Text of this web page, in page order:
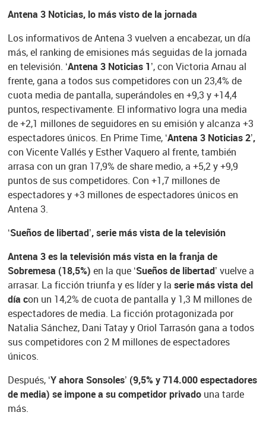
Antena 3 Noticias, lo más visto de la jornada
Los informativos de Antena 3 vuelven a encabezar, un día
más, el ranking de emisiones más seguidas de la jornada
en televisión. ‘Antena 3 Noticias 1’, con Victoria Arnau al
frente, gana a todos sus competidores con un 23,4% de
cuota media de pantalla, superándoles en +9,3 y +14,4
puntos, respectivamente. El informativo logra una media
de +2,1 millones de seguidores en su emisión y alcanza +3
espectadores únicos. En Prime Time, ‘Antena 3 Noticias 2’,
con Vicente Vallés y Esther Vaquero al frente, también
arrasa con un gran 17,9% de share medio, a +5,2 y +9,9
puntos de sus competidores. Con +1,7 millones de
espectadores y +3 millones de espectadores únicos en
Antena 3.
‘Sueños de libertad’, serie más vista de la televisión
Antena 3 es la televisión más vista en la franja de
Sobremesa (18,5%) en la que ‘Sueños de libertad’ vuelve a
arrasar. La ficción triunfa y es líder y la serie más vista del
día con un 14,2% de cuota de pantalla y 1,3 M millones de
espectadores de media. La ficción protagonizada por
Natalia Sánchez, Dani Tatay y Oriol Tarrasón gana a todos
sus competidores con 2 M millones de espectadores
únicos.
Después, ‘Y ahora Sonsoles’ (9,5% y 714.000 espectadores
de media) se impone a su competidor privadouna tarde
más.